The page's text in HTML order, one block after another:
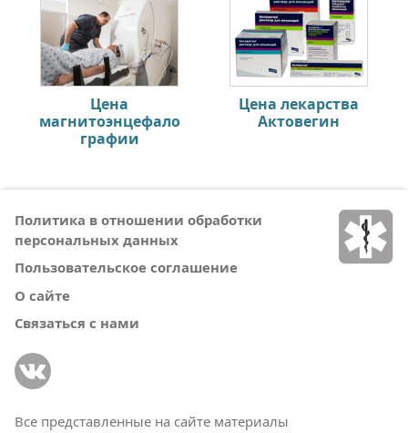
Цена
магнитоэнцефало
графии
Цена лекарства
Актовегин
Политика в отношении обработки
персональных данных
Пользовательское соглашение
О сайте
Связаться с нами
Все представленные на сайте материалы